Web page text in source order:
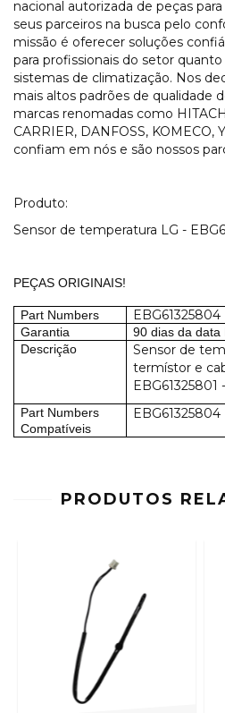
nacional autorizada de peças
seus parceiros na busca pelo
missão é oferecer soluções
para profissionais do setor
sistemas de climatização. Nos
mais altos padrões de qualidade
marcas renomadas como
CARRIER, DANFOSS, KOMECO,
confiam em nós e são nossos
Produto:
Sensor de temperatura LG -
PEÇAS ORIGINAIS!
Part Numbers EBG61325804
Garantia
90 dias da data
Descrição
Sensor de
termístor e
EBG61325801
Part Numbers
Compatíveis
EBG61325804
PRODUTOS